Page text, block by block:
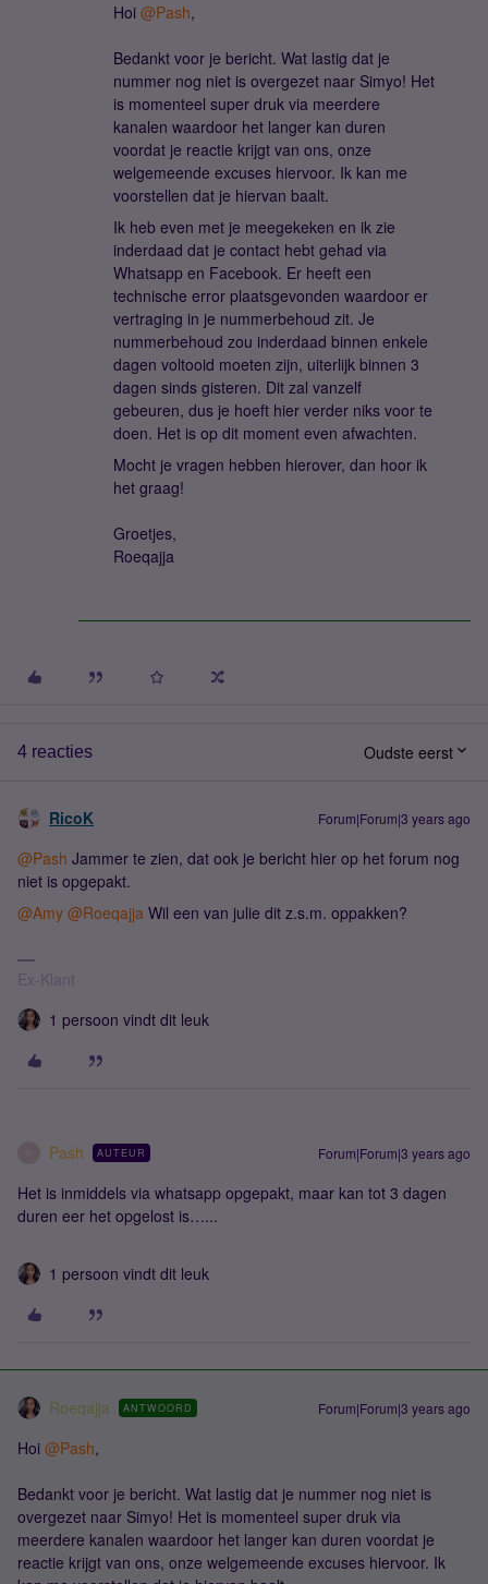
Hoi @Pash,
Bedankt voor je bericht. Wat lastig dat je
nummer nog niet is overgezet naar Simyo! Het
is momenteel super druk via meerdere
kanalen waardoor het langer kan duren
voordat je reactie krijgt van ons, onze
welgemeende excuses hiervoor. Ik kan me
voorstellen dat je hiervan baalt.
Ik heb even met je meegekeken en ik zie
inderdaad dat je contact hebt gehad via
Whatsapp en Facebook. Er heeft een
technische error plaatsgevonden waardoor er
vertraging in je nummerbehoud zit. Je
nummerbehoud zou inderdaad binnen enkele
dagen voltooid moeten zijn, uiterlijk binnen 3
dagen sinds gisteren. Dit zal vanzelf
gebeuren, dus je hoeft hier verder niks voor te
doen. Het is op dit moment even afwachten.
Mocht je vragen hebben hierover, dan hoor ik
het graag!
Groetjes,
Roeqajja
4 reacties Oudste eerst
RicoK Forum|Forum|3 years ago
@Pash Jammer te zien, dat ook je bericht hier op het forum nog
niet is opgepakt.
@Amy @Roeqajja Wil een van julie dit z.s.m. oppakken?
Ex-Klant
1 persoon vindt dit leuk
Pash AUTEUR Forum|Forum|3 years ago
Het is inmiddels via whatsapp opgepakt, maar kan tot 3 dagen
duren eer het opgelost is…...
1 persoon vindt dit leuk
Roeqajja ANTWOORD Forum|Forum|3 years ago
Hoi @Pash,
Bedankt voor je bericht. Wat lastig dat je nummer nog niet is
overgezet naar Simyo! Het is momenteel super druk via
meerdere kanalen waardoor het langer kan duren voordat je
reactie krijgt van ons, onze welgemeende excuses hiervoor. Ik